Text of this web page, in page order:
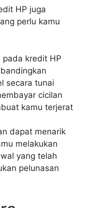
HP juga
perlu kamu
pada kredit HP
secara tunai
cicilan
kamu terjerat
dapat menarik
melakukan
yang telah
pelunasan